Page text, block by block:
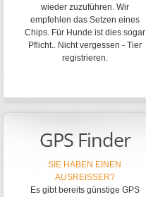
wieder zuzuführen. Wir
empfehlen das Setzen eines
Chips. Für Hunde ist dies sogar
Pflicht.. Nicht vergessen - Tier
registrieren.
GPS Finder
SIE HABEN EINEN
AUSREISSER?
Es gibt bereits günstige GPS